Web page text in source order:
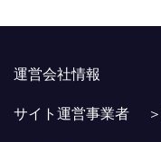
運営会社情報
サイト運営事業者 ＞